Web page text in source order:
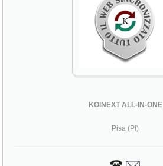
KOINEXT ALL-IN-ONE
Pisa (PI)